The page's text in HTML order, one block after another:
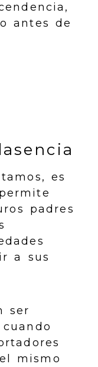
antes de
es
padres
a sus
ser
mismo